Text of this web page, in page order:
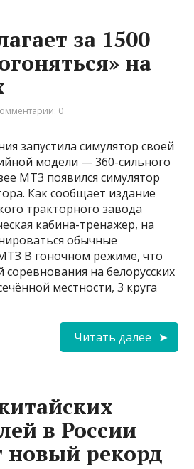
за 1500
на
0
запустила симулятор своей
модели — 360-сильного
МТЗ появился симулятор
Как сообщает издание
тракторного завода
кабина-тренажер, на
обычные
В гоночном режиме, что
соревнования на белорусских
местности, 3 круга
Читать далее
в России
новый рекорд